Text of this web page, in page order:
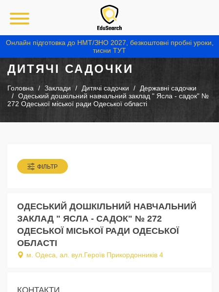
Онлайн підготовка до НМТ/ЗНО 2027, безкоштовні пробні уроки,
тисни ТУТ
ДИТЯЧІ САДОЧКИ
Головна Заклади Дитячі садочки
Державні садочки
Одеський дошкільний навчальний заклад " Ясла - садок" №
272 Одеської міської ради Одеської області
ФІЛЬТР
ОДЕСЬКИЙ ДОШКІЛЬНИЙ НАВЧАЛЬНИЙ
ЗАКЛАД " ЯСЛА - САДОК" № 272
ОДЕСЬКОЇ МІСЬКОЇ РАДИ ОДЕСЬКОЇ
ОБЛАСТІ
м. Одеса, ал. вул.Героїв Прикордонників 4